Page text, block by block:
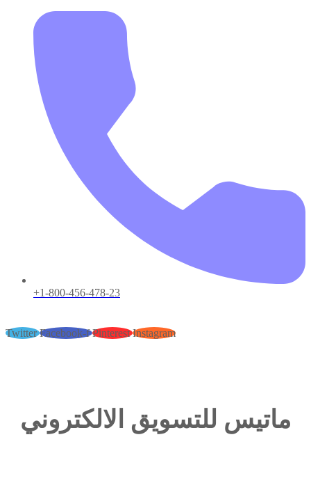
+1-800-456-478-23
Twitter Facebook-f Pinterest Instagram
ماتيس للتسويق الالكتروني